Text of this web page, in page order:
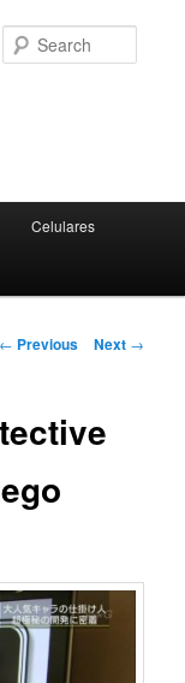
Celulares
Post
← Previous Next →